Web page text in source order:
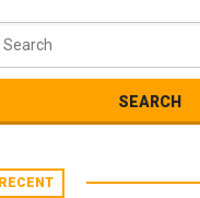
RECENT